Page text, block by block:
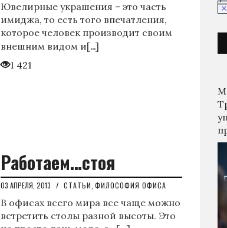
Ювелирные украшения – это часть
имиджа, то есть того впечатления,
которое человек производит своим
внешним видом и[…]
1 421
Работаем…стоя
03 АПРЕЛЯ, 2013 / СТАТЬИ ФИЛОСОФИЯ ОФИСА
В офисах всего мира все чаще можно
встретить столы разной высоты. Это